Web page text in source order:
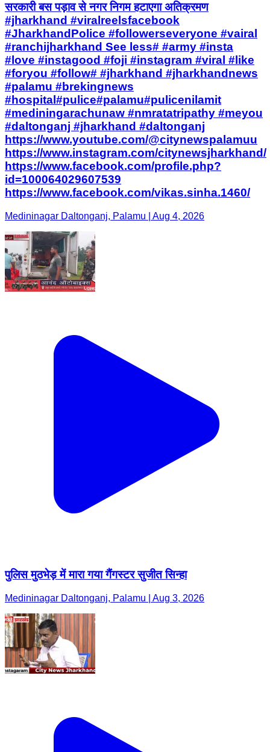
सरकारी बस पड़ाव से नगर निगम हटाएगा अतिक्रमण
#jharkhand #viralreelsfacebook
#JharkhandPolice #followerseveryone #vairal
#ranchijharkhand See less# #army #insta
#love #instagood #foji #instagram #viral #like
#foryou #follow# #jharkhand #jharkhandnews
#palamu #brekingnews
#hospital#pulice#palamu#pulicenilamit
#mediningarachunaw #nmratatripathy #meyou
#daltonganj #jharkhand #daltonganj
https://www.youtube.com/@citynewspalamuu
https://www.instagram.com/citynewsjharkhand/
https://www.facebook.com/profile.php?
id=100064029607539
https://www.facebook.com/vikas.sinha.1460/
Medininagar Daltonganj, Palamu | Aug 4, 2026
पुलिस मुठभेड़ में मारा गया गैंगस्टर सुजीत सिन्हा
Medininagar Daltonganj, Palamu | Aug 3, 2026